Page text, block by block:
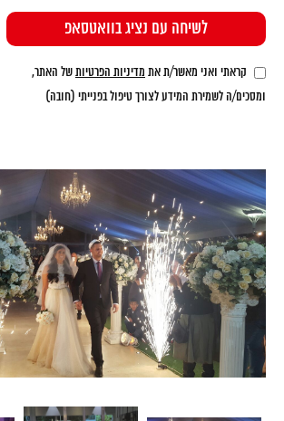
קראתי ואני מאשר/ת את מדיניות הפרטיותשל האתר,
ומסכים/ה לשמירת המידע לצורך טיפול בפנייתי (חובה)